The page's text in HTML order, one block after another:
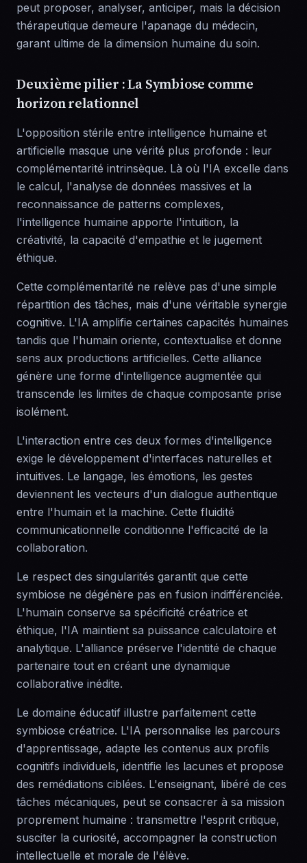
peut proposer, analyser, anticiper, mais la décision
thérapeutique demeure l'apanage du médecin,
garant ultime de la dimension humaine du soin.
Deuxième pilier : La Symbiose comme
horizon relationnel
L'opposition stérile entre intelligence humaine et
artificielle masque une vérité plus profonde : leur
complémentarité intrinsèque. Là où l'IA excelle dans
le calcul, l'analyse de données massives et la
reconnaissance de patterns complexes,
l'intelligence humaine apporte l'intuition, la
créativité, la capacité d'empathie et le jugement
éthique.
Cette complémentarité ne relève pas d'une simple
répartition des tâches, mais d'une véritable synergie
cognitive. L'IA amplifie certaines capacités humaines
tandis que l'humain oriente, contextualise et donne
sens aux productions artificielles. Cette alliance
génère une forme d'intelligence augmentée qui
transcende les limites de chaque composante prise
isolément.
L'interaction entre ces deux formes d'intelligence
exige le développement d'interfaces naturelles et
intuitives. Le langage, les émotions, les gestes
deviennent les vecteurs d'un dialogue authentique
entre l'humain et la machine. Cette fluidité
communicationnelle conditionne l'efficacité de la
collaboration.
Le respect des singularités garantit que cette
symbiose ne dégénère pas en fusion indifférenciée.
L'humain conserve sa spécificité créatrice et
éthique, l'IA maintient sa puissance calculatoire et
analytique. L'alliance préserve l'identité de chaque
partenaire tout en créant une dynamique
collaborative inédite.
Le domaine éducatif illustre parfaitement cette
symbiose créatrice. L'IA personnalise les parcours
d'apprentissage, adapte les contenus aux profils
cognitifs individuels, identifie les lacunes et propose
des remédiations ciblées. L'enseignant, libéré de ces
tâches mécaniques, peut se consacrer à sa mission
proprement humaine : transmettre l'esprit critique,
susciter la curiosité, accompagner la construction
intellectuelle et morale de l'élève.